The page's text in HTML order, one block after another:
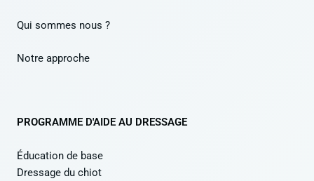
Qui sommes nous ?
Notre approche
PROGRAMME D'AIDE AU DRESSAGE
Éducation de base
Dressage du chiot